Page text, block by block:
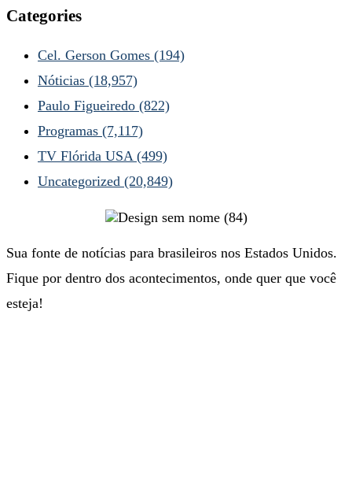
Categories
Cel. Gerson Gomes (194)
Nóticias (18,957)
Paulo Figueiredo (822)
Programas (7,117)
TV Flórida USA (499)
Uncategorized (20,849)
Sua fonte de notícias para brasileiros nos Estados Unidos.
Fique por dentro dos acontecimentos, onde quer que você
esteja!